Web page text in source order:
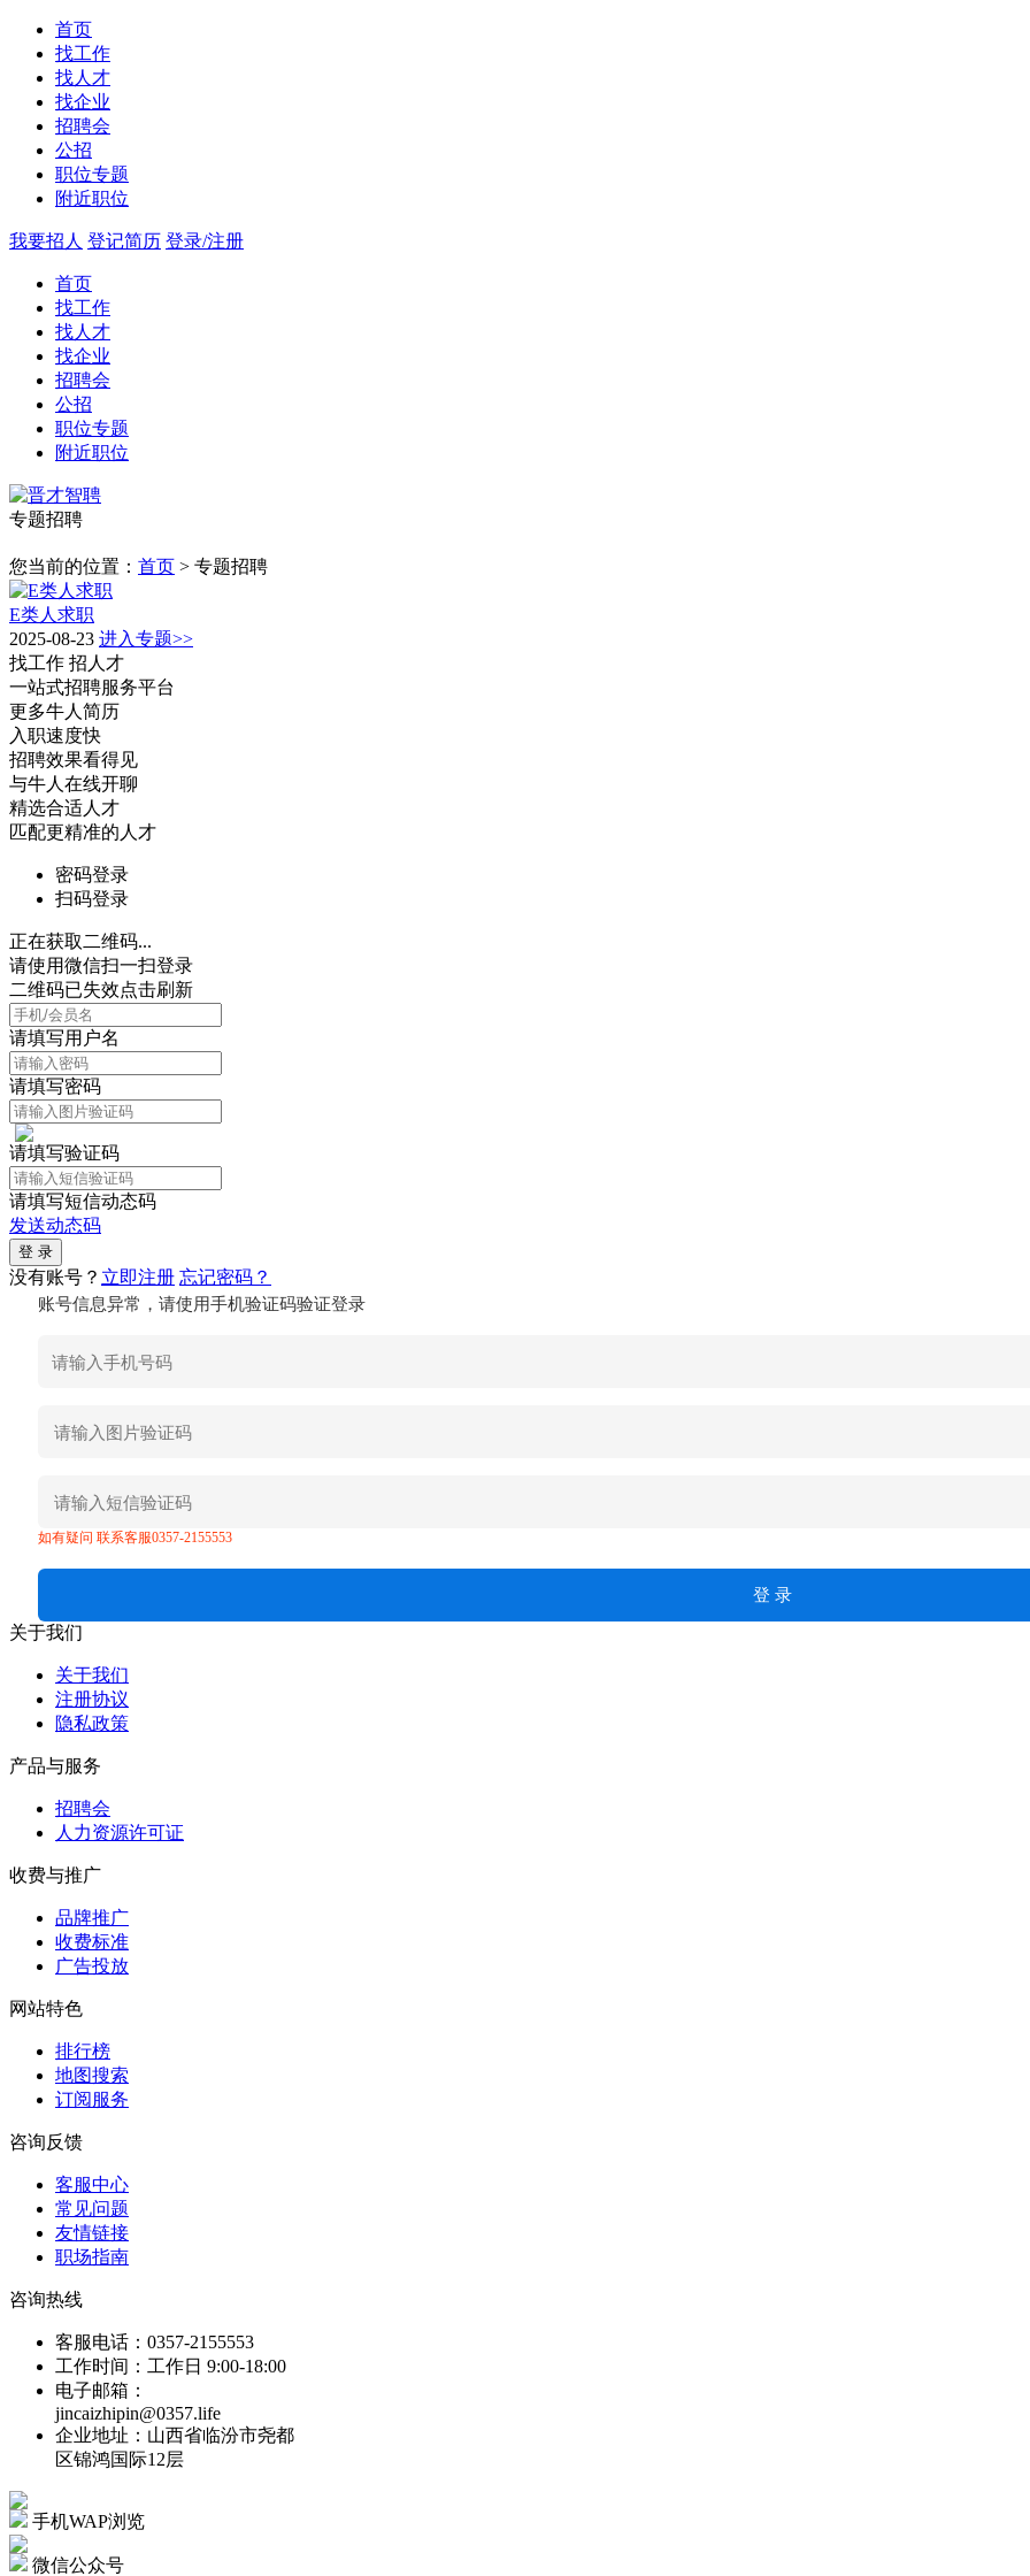
首页
找工作
找人才
找企业
招聘会
公招
职位专题
附近职位
我要招人 登记简历 登录/注册
首页
找工作
找人才
找企业
招聘会
公招
职位专题
附近职位
专题招聘
您当前的位置： 首页 > 专题招聘
E类人求职
2025-08-23 进入专题>>
找工作 招人才
一站式招聘服务平台
更多牛人简历
入职速度快
招聘效果看得见
与牛人在线开聊
精选合适人才
匹配更精准的人才
密码登录
扫码登录
正在获取二维码...
请使用微信扫一扫登录
二维码已失效点击刷新
请填写用户名
请填写密码
请填写验证码
请填写短信动态码
发送动态码
没有账号？ 立即注册 忘记密码？
账号信息异常，请使用手机验证码验证登录
如有疑问 联系客服0357-2155553
关于我们
关于我们
注册协议
隐私政策
产品与服务
招聘会
人力资源许可证
收费与推广
品牌推广
收费标准
广告投放
网站特色
排行榜
地图搜索
订阅服务
咨询反馈
客服中心
常见问题
友情链接
职场指南
咨询热线
客服电话：0357-2155553
工作时间：工作日 9:00-18:00
电子邮箱：
jincaizhipin@0357.life
企业地址：山西省临汾市尧都
区锦鸿国际12层
手机WAP浏览
微信公众号